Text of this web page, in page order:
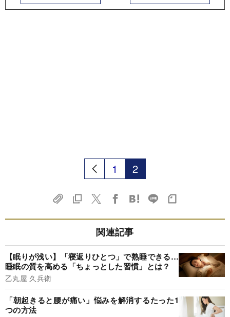
1 2
関連記事
【眠りが浅い】「寝返りひとつ」で熟睡できる…
睡眠の質を高める「ちょっとした習慣」とは？
乙丸屋 久兵衛
「朝起きると腰が痛い」悩みを解消するたった1
つの方法